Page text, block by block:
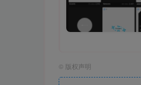
© 版权声明